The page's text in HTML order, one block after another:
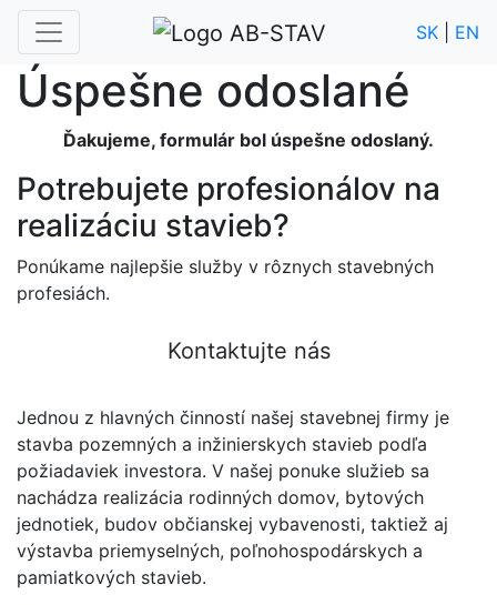
SK EN
Úspešne odoslané
Ďakujeme, formulár bol úspešne odoslaný.
Potrebujete profesionálov na
realizáciu stavieb?
Ponúkame najlepšie služby v rôznych stavebných
profesiách.
Kontaktujte nás
Jednou z hlavných činností našej stavebnej firmy je
stavba pozemných a inžinierskych stavieb podľa
požiadaviek investora. V našej ponuke služieb sa
nachádza realizácia rodinných domov, bytových
jednotiek, budov občianskej vybavenosti, taktiež aj
výstavba priemyselných, poľnohospodárskych a
pamiatkových stavieb.